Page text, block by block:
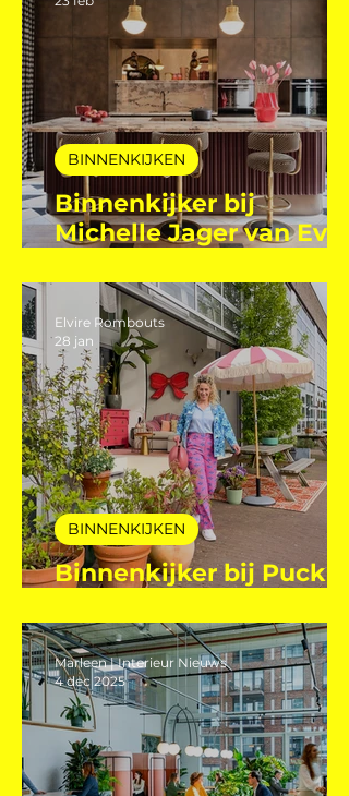
Binnenkijker bij
Michelle Jager van Even
Eleven
BINNENKIJKEN
Elvire Rombouts
Binnenkijker bij Puck
Steijling
BINNENKIJKEN
Elvire Rombouts
28 jan
Marleen | Interieur Nieuws
4 dec 2025